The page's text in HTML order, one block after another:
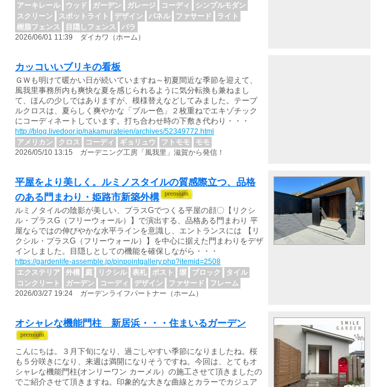
アーキレール
ウッド ガーデン ガレージ コーディ
シンプルモダン
スクリーン
スポットライト デザイン パネル ファサード
ライト
樹脂フェンス
目隠しフェンス
バラ
2026/06/01 11:39 ダイカワ（ホーム）
カッコいいブリキの看板
ＧＷも明けて暖かい日が続いていますね～初夏間近な季節を迎えて、
風我里事務所内も爽快な夏を感じられるように気分転換も兼ねまし
て、ほんの少しではありますが、模様替えなどしてみました。テーブ
ルクロスは、夏らしく爽やかな「ブルー色」２枚重ねでエキゾチック
にコーディネートしています。打ち合わせ時の下敷き代わり・・・
http://blog.livedoor.jp/nakamurateien/archives/52349772.html
アメリカン
クロス コーディ ギョリュウ フトモモ
モモ
2026/05/10 13:15 ガーデニング工房「風我里」滋賀から発信！
平屋をより美しく。ルミノスタイルの質感際立つ、品格
のある門まわり・姫路市新築外構
ルミノタイルの陰影が美しい、プラスGでつくる平屋の顔〇【リクシ
ル・プラスG（フリーウォール）】で演出する、品格ある門まわり 平
屋ならではの伸びやかな水平ラインを意識し、エントランスには 【リ
クシル・プラスG（フリーウォール）】を中心に据えた門まわりをデザ
インしました。目隠しとしての機能を確保しながら・・・
https://gardenlife-assemble.jp/pinpointgallery.php?itemid=2508
エクステリア
外構 庭 リクシル 表札 ポスト 塀 ブロック
タイル
コンクリート
ガーデン コーディ デザイン ファサード
フレーム
2026/03/27 19:24 ガーデンライフパートナー（ホーム）
オシャレな機能門柱 新居浜・・・住まいるガーデン
こんにちは。３月下旬になり、過ごしやすい季節になりましたね。桜
も５分咲きになり、来週は満開になりそうですね。今回は、とてもオ
シャレな機能門柱(オンリーワン カーメル）の施工させて頂きましたの
でご紹介させて頂きますね。印象的な大きな曲線とカラーでカジュア